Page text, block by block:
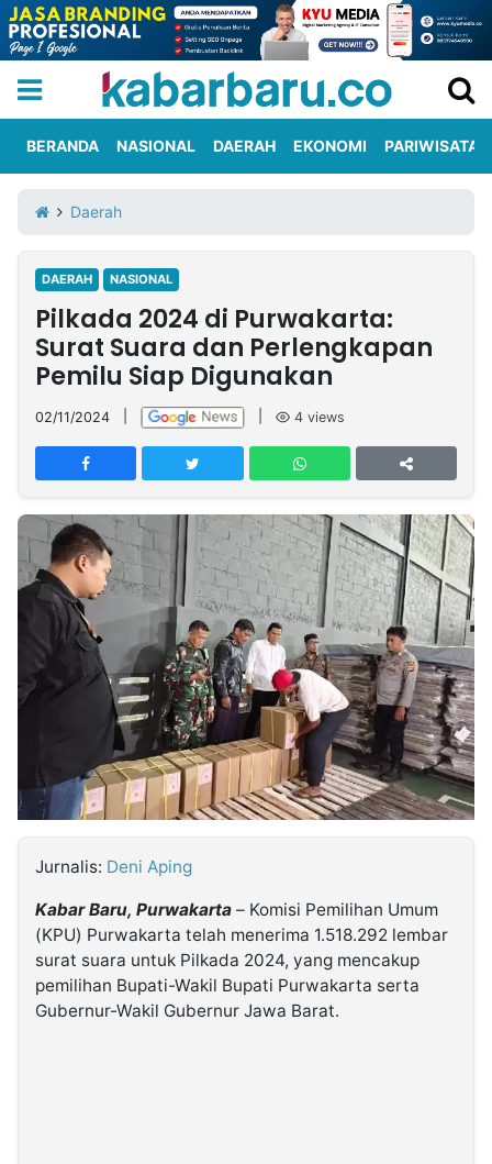
Iklan
Berita
Kami
Nasional
International
Olahraga
Entertainment
Daerah
Pariwisata
Kuliner
Kolom
Network
PT
TREETAN
INDONESIA
Partner
Insight
NTB
Suara
Time
Lens
IDN
Daily
Jogja
Jalan
Rakyat
Idealita
News
Kita
Notice
Radar
Baru
Seedbacklink
BERANDA NASIONAL DAERAH EKONOMI PARIWISATA
Daerah
DAERAH NASIONAL
Pilkada 2024 di Purwakarta:
Surat Suara dan Perlengkapan
Pemilu Siap Digunakan
02/11/2024 4 views
Jurnalis: Deni Aping
Kabar Baru, Purwakarta – Komisi Pemilihan Umum
(KPU) Purwakarta telah menerima 1.518.292 lembar
surat suara untuk Pilkada 2024, yang mencakup
pemilihan Bupati-Wakil Bupati Purwakarta serta
Gubernur-Wakil Gubernur Jawa Barat.